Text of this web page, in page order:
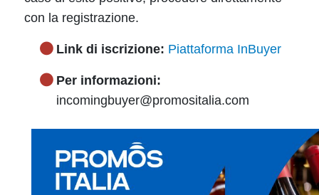
con la registrazione.
Link di iscrizione: Piattaforma InBuyer
Per informazioni:
incomingbuyer@promositalia.com